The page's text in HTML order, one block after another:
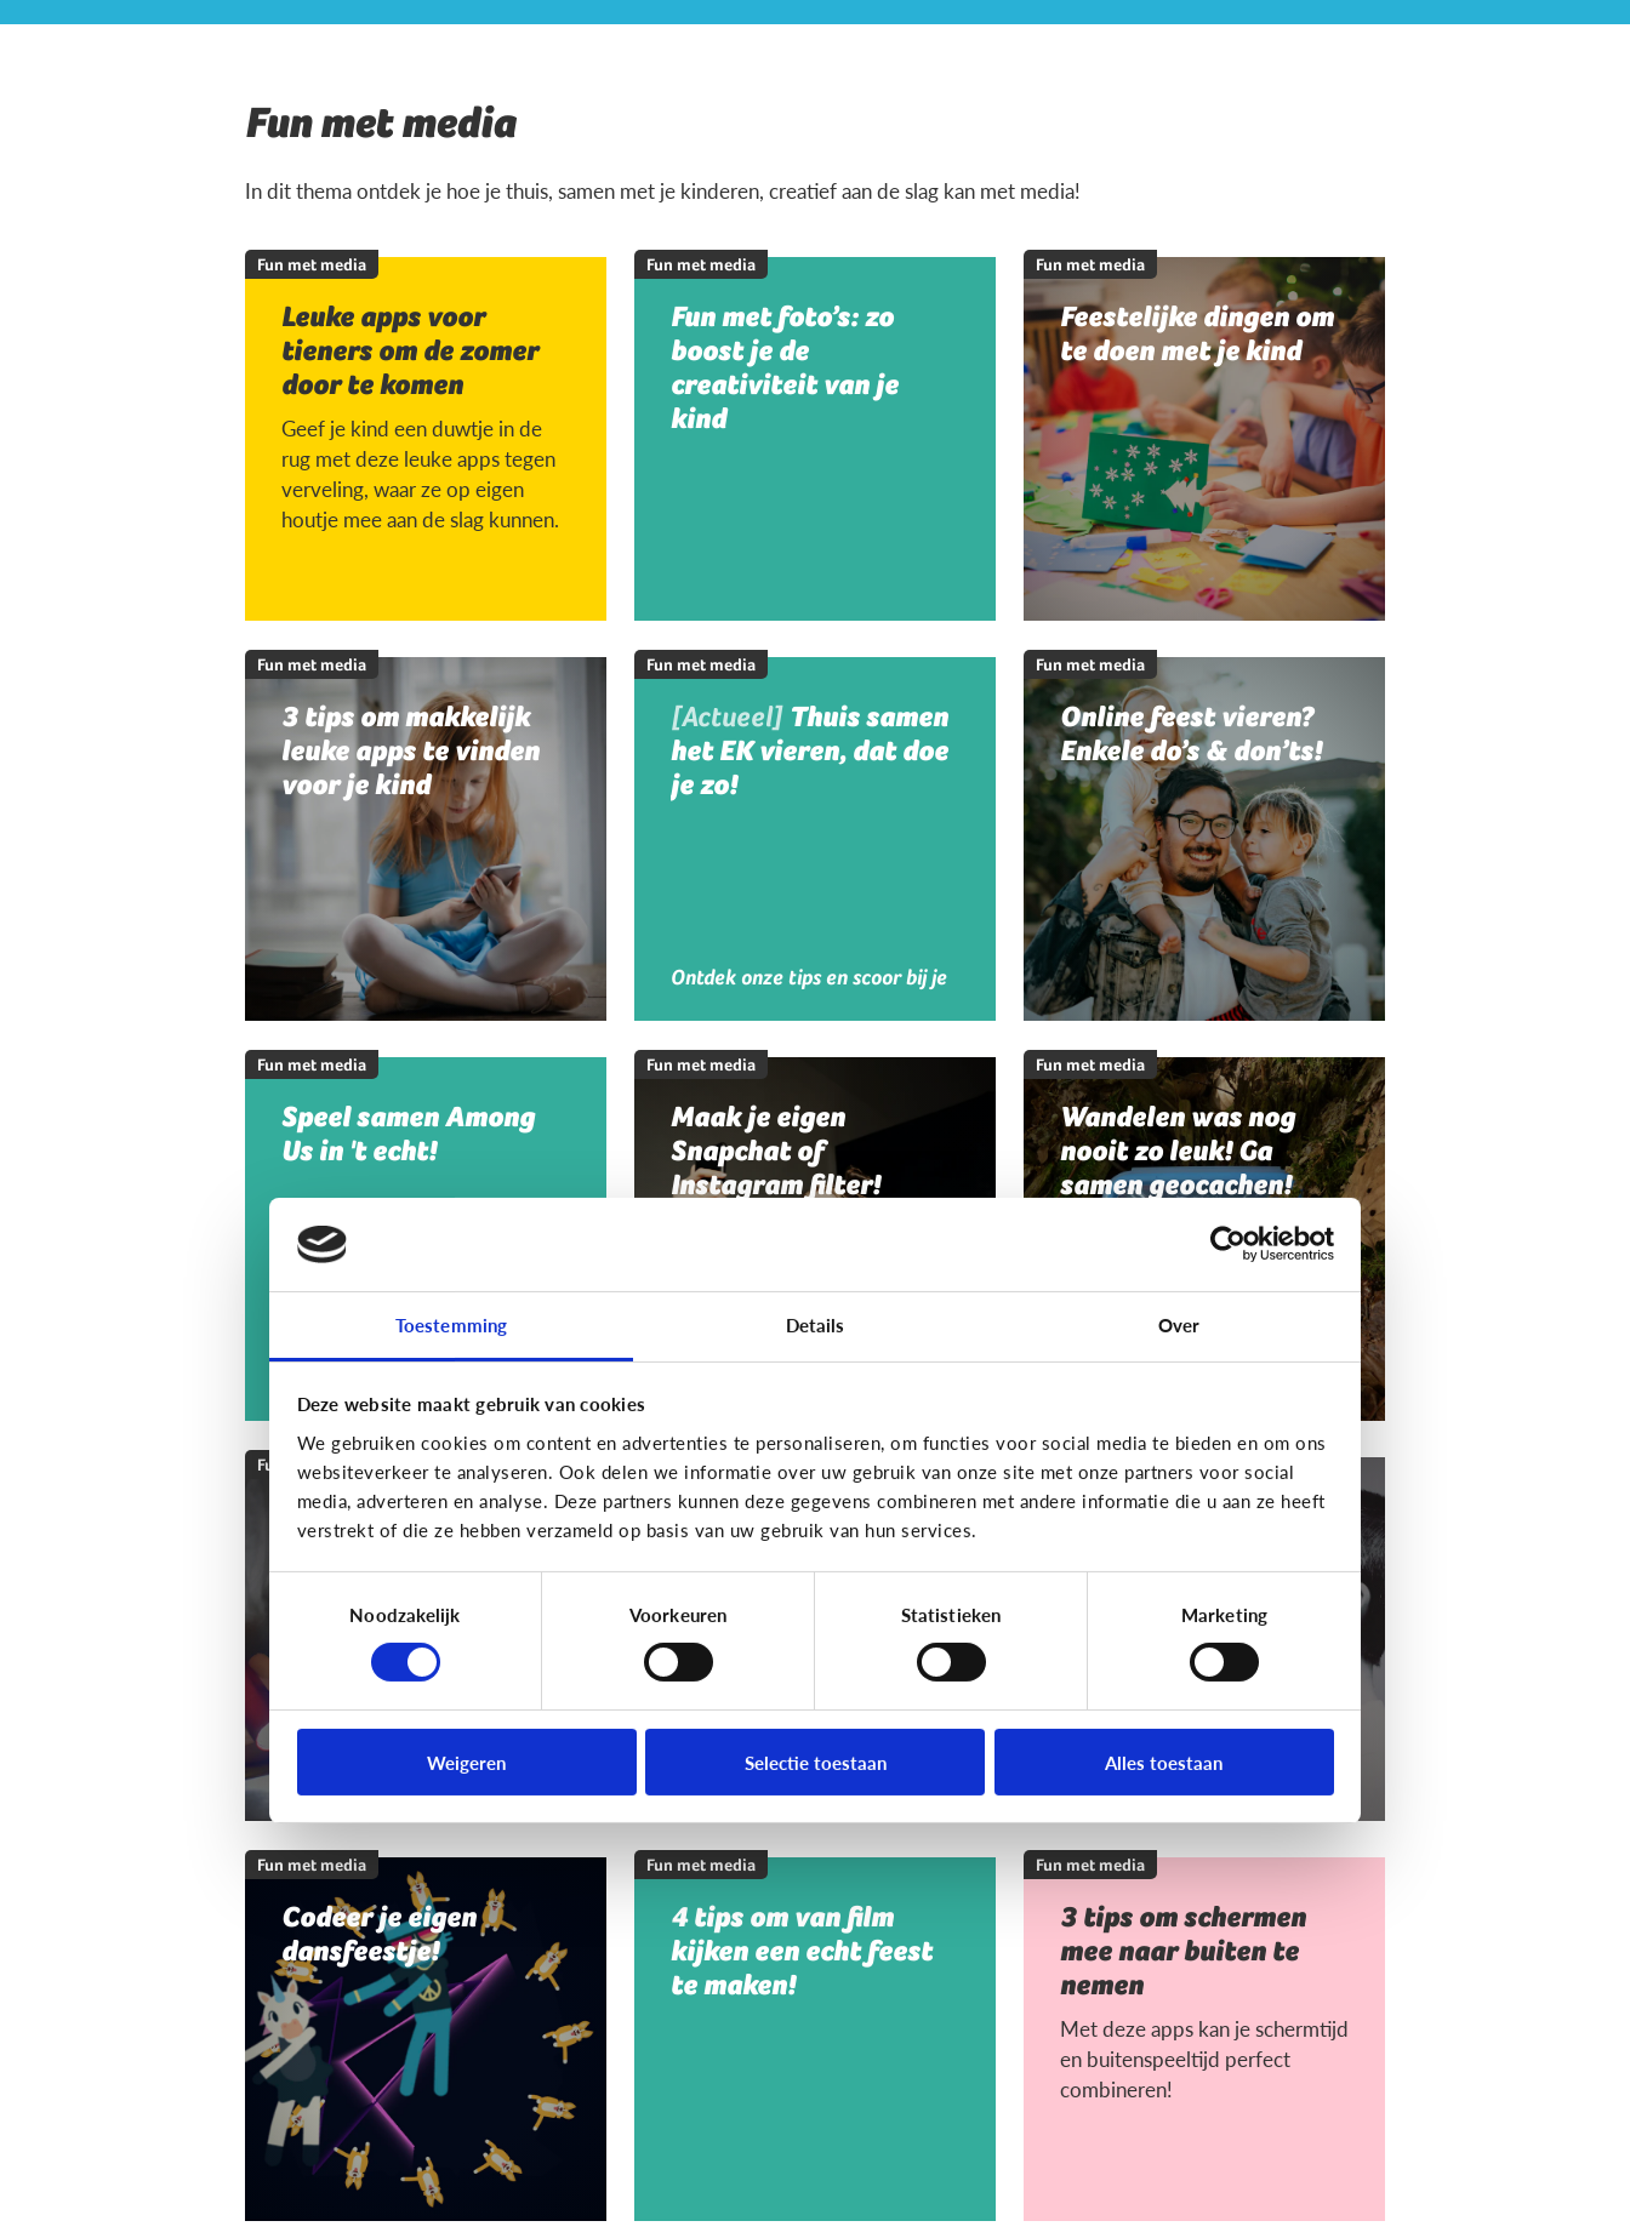
Toestemming Details Over
Deze website maakt gebruik van cookies
We gebruiken cookies om content en advertenties te personaliseren, om functies voor social media te bieden en om ons
websiteverkeer te analyseren. Ook delen we informatie over uw gebruik van onze site met onze partners voor social
media, adverteren en analyse. Deze partners kunnen deze gegevens combineren met andere informatie die u aan ze heeft
verstrekt of die ze hebben verzameld op basis van uw gebruik van hun services.
Noodzakelijk
Voorkeuren Statistieken Marketing
Weigeren Selectie toestaan Alles toestaan
Fun met media
In dit thema ontdek je hoe je thuis, samen met je kinderen, creatief aan de slag kan met media!
Fun met media
Leuke apps voor
tieners om de zomer
door te komen
Geef je kind een duwtje in de
rug met deze leuke apps tegen
verveling, waar ze op eigen
houtje mee aan de slag kunnen.
Fun met media
Fun met foto’s: zo
boost je de
creativiteit van je
kind
Fun met media
Feestelijke dingen om
te doen met je kind
Fun met media
3 tips om makkelijk
leuke apps te vinden
voor je kind
Fun met media
[Actueel] Thuis samen
het EK vieren, dat doe
je zo!
Ontdek onze tips en scoor bij je
Fun met media
Online feest vieren?
Enkele do’s & don’ts!
Fun met media
Speel samen Among
Us in 't echt!
Fun met media
Maak je eigen
Snapchat of
Instagram filter!
Fun met media
Wandelen was nog
nooit zo leuk! Ga
samen geocachen!
Fun met media
Speels bijleren met
Fun met media
Maak je eigen GIF!
Fun met media
Maak je eigen
Fun met media
Codeer je eigen
dansfeestje!
Fun met media
4 tips om van film
kijken een echt feest
te maken!
Fun met media
3 tips om schermen
mee naar buiten te
nemen
Met deze apps kan je schermtijd
en buitenspeeltijd perfect
combineren!